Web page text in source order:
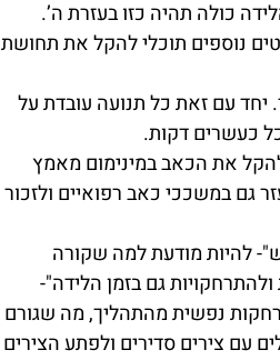
נוספים תוכלי להקל את תחושת
יחד עם זאת כל תנועה עובדת על
כעשרים דקות.
את הכאב במינימום מאמץ
גם במשככי כאב רפואיים ולזכור
להיות מודעת למה שקורה
גם בזמן הלידה"-
נפשית מהתהליך, מה שגורם
עם צירים סדירים ולפתע הצירים